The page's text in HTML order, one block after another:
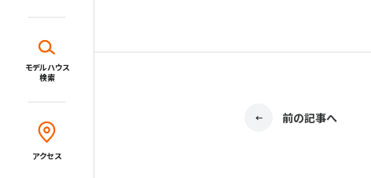
モデルハウス
検索
アクセス
前の記事へ